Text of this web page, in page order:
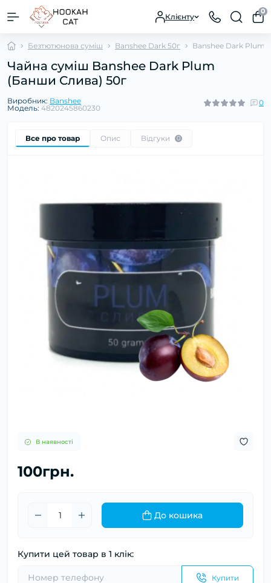
Клієнту
0
Безтютюнова суміш Banshee Dark 50г Banshee Dark Plum
Чайна суміш Banshee Dark Plum
(Банши Слива) 50г
Виробник: Banshee
Модель: 4820245860230
0
Все про товар Опис Відгуки 0
В наявності
100грн.
До кошика
Купити цей товар в 1 клік:
Купити